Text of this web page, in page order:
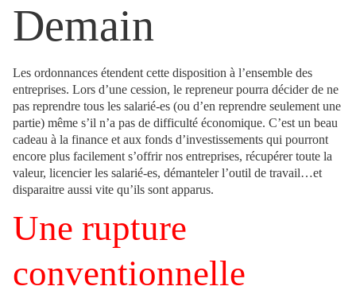
Demain
Les ordonnances étendent cette disposition à l’ensemble des
entreprises. Lors d’une cession, le repreneur pourra décider de ne
pas reprendre tous les salarié-es (ou d’en reprendre seulement une
partie) même s’il n’a pas de difficulté économique. C’est un beau
cadeau à la finance et aux fonds d’investissements qui pourront
encore plus facilement s’offrir nos entreprises, récupérer toute la
valeur, licencier les salarié-es, démanteler l’outil de travail…et
disparaitre aussi vite qu’ils sont apparus.
Une rupture
conventionnelle